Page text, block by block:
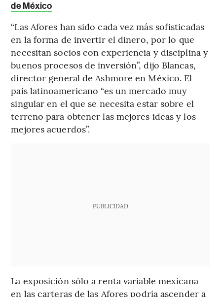
de México
“Las Afores han sido cada vez más sofisticadas
en la forma de invertir el dinero, por lo que
necesitan socios con experiencia y disciplina y
buenos procesos de inversión”, dijo Blancas,
director general de Ashmore en México. El
país latinoamericano “es un mercado muy
singular en el que se necesita estar sobre el
terreno para obtener las mejores ideas y los
mejores acuerdos”.
PUBLICIDAD
La exposición sólo a renta variable mexicana
en las carteras de las Afores podría ascender a